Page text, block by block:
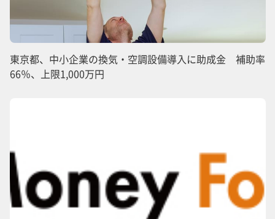
東京都、中小企業の換気・空調設備導入に助成金 補助率
66％、上限1,000万円